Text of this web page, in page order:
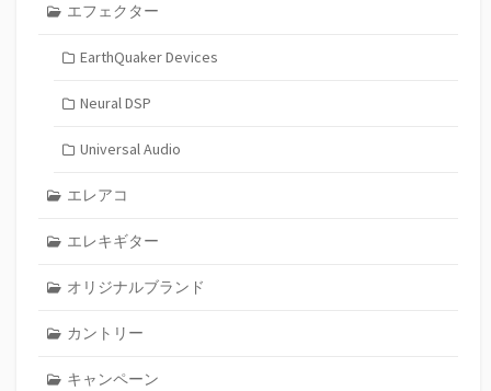
エフェクター
EarthQuaker Devices
Neural DSP
Universal Audio
エレアコ
エレキギター
オリジナルブランド
カントリー
キャンペーン